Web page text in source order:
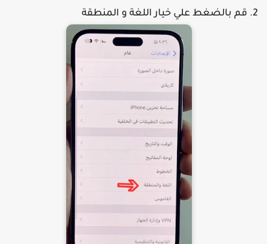
قم بالضغط علي خيار اللغة و المنطقة